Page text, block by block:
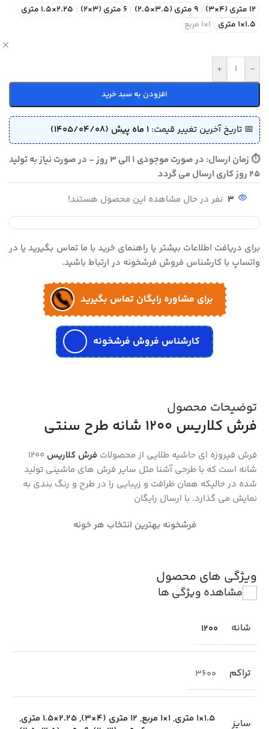
12 متری (4×3) 9 متری (3.5×2.5) 6 متری (3×2)
2.25×1.5 متری
1.5×1 متری
1×1 مربع
-
+
افزودن به سبد خرید
📅 تاریخ آخرین تغییر قیمت: 1 ماه پیش (1405/04/08)
⏱ زمان ارسال: در صورت موجودی 1 الی 3 روز - در صورت نیاز به تولید
25 روز کاری ارسال می گردد
3 نفر در حال مشاهده این محصول هستند!
برای دریافت اطلاعات بیشتر یا راهنمای خرید با ما تماس بگیرید یا در
واتساپ با کارشناس فروش فرشخونه در ارتباط باشید.
برای مشاوره رایگان تماس بگیرید
کارشناس فروش فرشخونه
توضیحات محصول
فرش کلاریس 1200 شانه طرح سنتی
فرش فیروزه ای حاشیه طلایی از محصولات فرش کلاریس 1200
شانه است که با طرحی آشنا مثل سایر فرش های ماشینی تولید
شده در حالیکه همان ظرافت و زیبایی را در طرح و رنگ بندی به
نمایش می گذارد. با ارسال رایگان
فرشخونه بهترین انتخاب هر خونه
ویژگی های محصول
مشاهده ویژگی ها
شانه 1200
تراکم 3600
سایز 1.5×1 متری ,1×1 مربع , 12 متری (4×3) ,2.25×1.5 متری
,